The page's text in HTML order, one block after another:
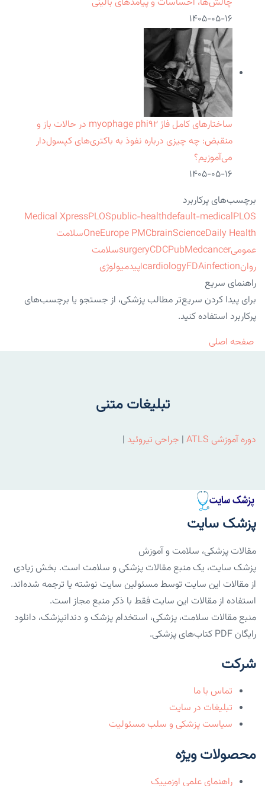
۱۴۰۵-۰۵-۱۶
ساختارهای کامل فاژ myophage phi۹۲ در حالات باز و
منقبض: چه چیزی درباره نفوذ به باکتری‌های کپسول‌دار
می‌آموزیم؟
۱۴۰۵-۰۵-۱۶
برچسب‌های پرکاربرد
Medical XpressPLOSpublic-healthdefault-medicalPLOS
OneEurope PMCbrainScienceDaily Health
سلامت
عمومی
surgeryCDCPubMedcancer
سلامت
روان
cardiologyFDAinfection
اپیدمیولوژی
راهنمای سریع
برای پیدا کردن سریع‌تر مطالب پزشکی، از جستجو یا برچسب‌های
پرکاربرد استفاده کنید.
صفحه اصلی
تبلیغات متنی
دوره آموزشی ATLS | جراحی تیروئید |
پزشک سایت
مقالات پزشکی، سلامت و آموزش
پزشک سایت، یک منبع مقالات پزشکی و سلامت است. بخش زیادی
از مقالات این سایت توسط مسئولین سایت نوشته یا ترجمه شده‌اند.
استفاده از مقالات این سایت فقط با ذکر منبع مجاز است.
منبع مقالات سلامت، پزشکی، استخدام پزشک و دندانپزشک، دانلود
رایگان PDF کتاب‌های پزشکی.
شرکت
تماس با ما
تبلیغات در سایت
سیاست پزشکی و سلب مسئولیت
محصولات ویژه
راهنمای علمی اوزمپیک